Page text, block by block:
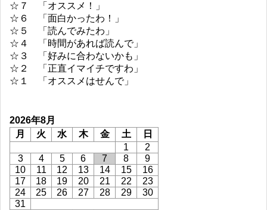
☆７ 「オススメ！」
☆６ 「面白かったわ！」
☆５ 「読んでみたわ」
☆４ 「時間があれば読んで」
☆３ 「好みに合わないかも」
☆２ 「正直イマイチですわ」
☆１ 「オススメはせんで」
2026年8月
月
火 水 木 金 土 日
1
2
3
4 5 6 7 8
9
10
11 12 13 14 15
16
17
18 19 20 21 22
23
24
25 26 27 28 29
30
31